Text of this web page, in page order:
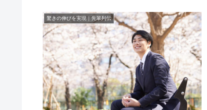
驚きの伸びを実現｜先輩列伝